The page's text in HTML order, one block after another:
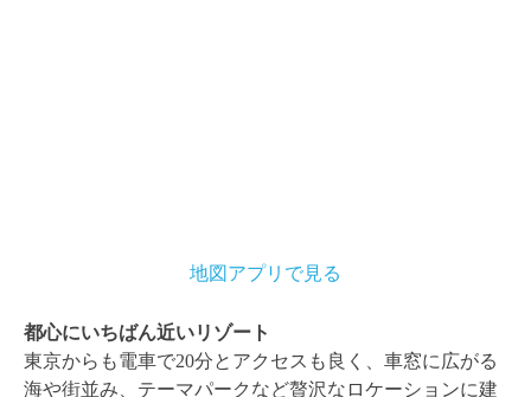
地図アプリで見る
都心にいちばん近いリゾート
東京からも電車で20分とアクセスも良く、車窓に広がる
海や街並み、テーマパークなど贅沢なロケーションに建